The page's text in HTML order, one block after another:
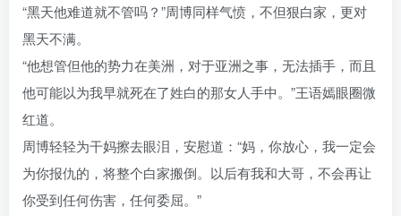
“黑天他难道就不管吗？”周博同样气愤，不但狠白家，更对
黑天不满。
“他想管但他的势力在美洲，对于亚洲之事，无法插手，而且
他可能以为我早就死在了姓白的那女人手中。”王语嫣眼圈微
红道。
周博轻轻为干妈擦去眼泪，安慰道：“妈，你放心，我一定会
为你报仇的，将整个白家搬倒。以后有我和大哥，不会再让
你受到任何伤害，任何委屈。”